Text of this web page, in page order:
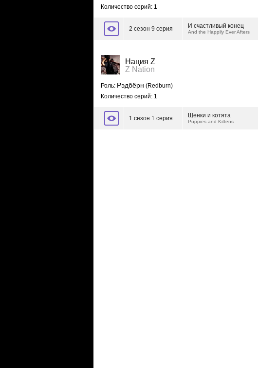
Количество серий: 1
2 сезон 9 серия И счастливый конец
And the Happily Ever Afters
Нация Z
Z Nation
Роль: Рэдбёрн (Redburn)
Количество серий: 1
1 сезон 1 серия Щенки и котята
Puppies and Kittens